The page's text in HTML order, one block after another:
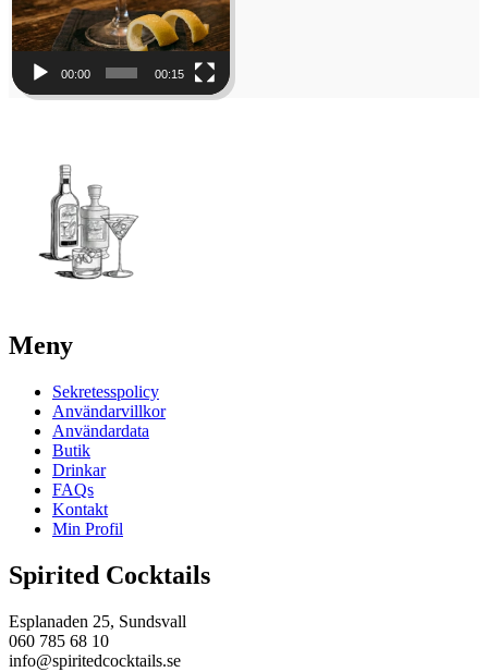
00:00 00:15
Meny
Sekretesspolicy
Användarvillkor
Användardata
Butik
Drinkar
FAQs
Kontakt
Min Profil
Spirited Cocktails
Esplanaden 25, Sundsvall
060 785 68 10
info@spiritedcocktails.se